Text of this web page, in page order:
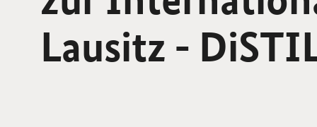
Lausitz -